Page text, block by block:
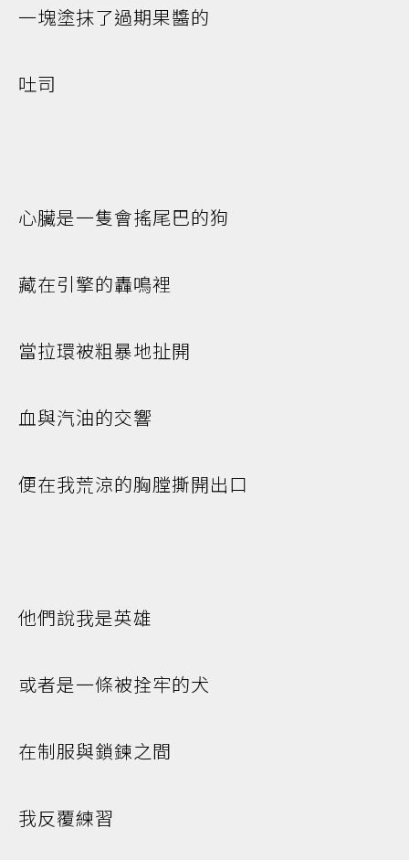
一塊塗抹了過期果醬的
吐司
心臟是一隻會搖尾巴的狗
藏在引擎的轟鳴裡
當拉環被粗暴地扯開
血與汽油的交響
便在我荒涼的胸膛撕開出口
他們說我是英雄
或者是一條被拴牢的犬
在制服與鎖鍊之間
我反覆練習